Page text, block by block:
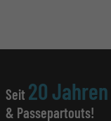
Seit 20 Jahren
& Passepartouts!